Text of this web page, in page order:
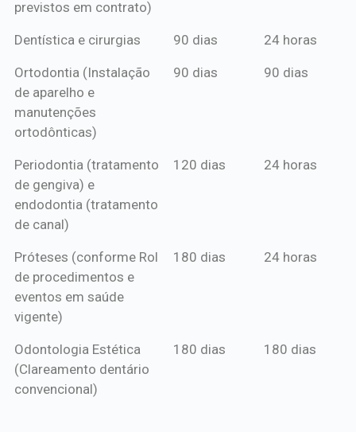
previstos em contrato)
Dentística e cirurgias 90 dias 24 horas
Ortodontia (Instalação
de aparelho e
manutenções
ortodônticas)
90 dias 90 dias
Periodontia (tratamento
de gengiva) e
endodontia (tratamento
de canal)
120 dias 24 horas
Próteses (conforme Rol
de procedimentos e
eventos em saúde
vigente)
180 dias 24 horas
Odontologia Estética
(Clareamento dentário
convencional)
180 dias 180 dias